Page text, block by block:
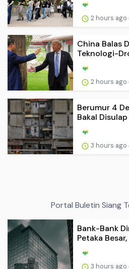
2 hours ago
China Balas
Teknologi-
2 hours ago
Berumur 4
Bakal Disulap
3 hours ago
Portal Buletin Siang
Bank-Bank
Petaka Besar,
3 hours ago